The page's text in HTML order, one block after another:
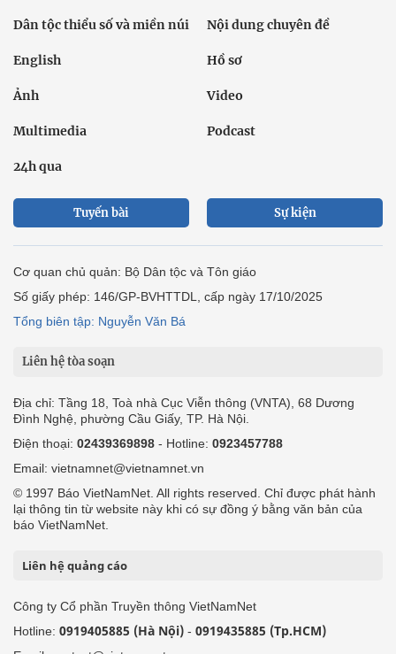
Dân tộc thiểu số và miền núi Nội dung chuyên đề
English Hồ sơ
Ảnh Video
Multimedia Podcast
24h qua
Tuyến bài Sự kiện
Cơ quan chủ quản: Bộ Dân tộc và Tôn giáo
Số giấy phép: 146/GP-BVHTTDL, cấp ngày 17/10/2025
Tổng biên tập: Nguyễn Văn Bá
Liên hệ tòa soạn
Địa chỉ: Tầng 18, Toà nhà Cục Viễn thông (VNTA), 68 Dương
Đình Nghệ, phường Cầu Giấy, TP. Hà Nội.
Điện thoại: 02439369898 - Hotline: 0923457788
Email: vietnamnet@vietnamnet.vn
© 1997 Báo VietNamNet. All rights reserved. Chỉ được phát hành
lại thông tin từ website này khi có sự đồng ý bằng văn bản của
báo VietNamNet.
Liên hệ quảng cáo
Công ty Cổ phần Truyền thông VietNamNet
Hotline: 0919405885 (Hà Nội) - 0919435885 (Tp.HCM)